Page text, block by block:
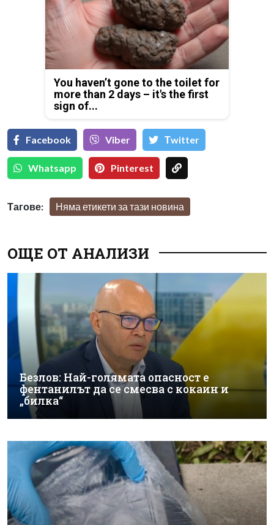
You haven’t gone to the toilet for
more than 2 days – it's the first
sign of...
Facebook Viber Тwitter
Whatsapp Pinterest
Тагове: Няма етикети за тази новина
ОЩЕ ОТ АНАЛИЗИ
Безлов: Най-голямата опасност е
фентанилът да се смесва с кокаин и
„билка“